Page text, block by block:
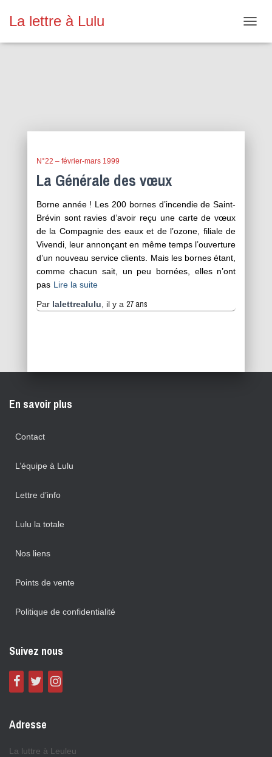
La lettre à Lulu
LA
N°22 – février-mars 1999
La Générale des vœux
Borne année ! Les 200 bornes d’incendie de Saint-
Brévin sont ravies d’avoir reçu une carte de vœux
de la Compagnie des eaux et de l’ozone, filiale de
Vivendi, leur annonçant en même temps l’ouverture
d’un nouveau service clients. Mais les bornes étant,
comme chacun sait, un peu bornées, elles n’ont
pas Lire la suite
Par lalettrealulu , il y a 27 ans
En savoir plus
Contact
L’équipe à Lulu
Lettre d’info
Lulu la totale
Nos liens
Points de vente
Politique de confidentialité
Suivez nous
Adresse
La luttre à Leuleu